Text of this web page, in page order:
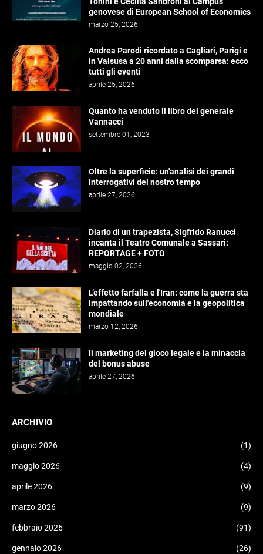
genovese di European School of Economics
marzo 25, 2026
Andrea Parodi ricordato a Cagliari, Parigi e
in Valsusa a 20 anni dalla scomparsa: ecco
tutti gli eventi
aprile 25, 2026
Quanto ha venduto il libro del generale
Vannacci
settembre 01, 2023
Oltre la superficie: un'analisi dei grandi
interrogativi del nostro tempo
aprile 27, 2026
Diario di un trapezista, Sigfrido Ranucci
incanta il Teatro Comunale a Sassari:
REPORTAGE + FOTO
maggio 02, 2026
L’effetto farfalla e l'Iran: come la guerra sta
impattando sull'economia e la geopolitica
mondiale
marzo 12, 2026
Il marketing del gioco legale e la minaccia
del bonus abuse
aprile 27, 2026
ARCHIVIO
giugno 2026 (1)
maggio 2026 (4)
aprile 2026 (9)
marzo 2026 (9)
febbraio 2026 (91)
gennaio 2026 (26)